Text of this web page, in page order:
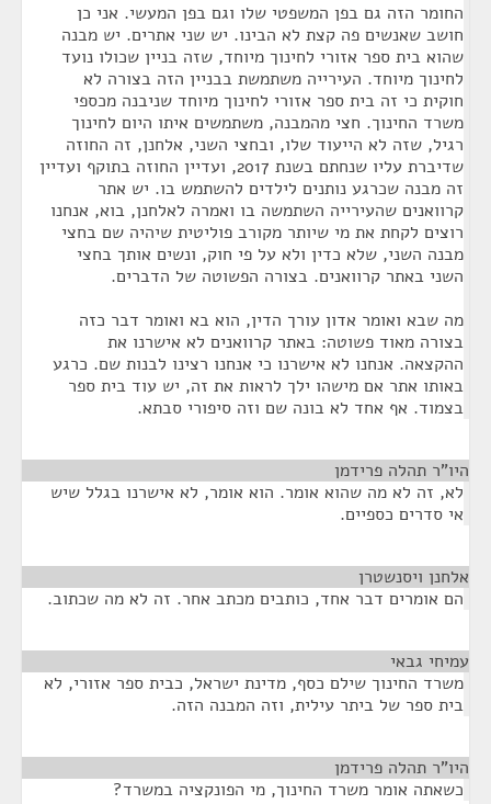
החומר הזה גם בפן המשפטי שלו וגם בפן המעשי. אני כן
חושב שאנשים פה קצת לא הבינו. יש שני אתרים. יש מבנה
שהוא בית ספר אזורי לחינוך מיוחד, שזה בניין שכולו נועד
לחינוך מיוחד. העירייה משתמשת בבניין הזה בצורה לא
חוקית כי זה בית ספר אזורי לחינוך מיוחד שניבנה מכספי
משרד החינוך. חצי מהמבנה, משתמשים איתו היום לחינוך
רגיל, שזה לא הייעוד שלו, ובחצי השני, אלחנן, זה החוזה
שדיברת עליו שנחתם בשנת 2017, ועדיין החוזה בתוקף ועדיין
זה מבנה שכרגע נותנים לילדים להשתמש בו. יש אתר
קרוואנים שהעירייה השתמשה בו ואמרה לאלחנן, בוא, אנחנו
רוצים לקחת את מי שיותר מקורב פוליטית שיהיה שם בחצי
מבנה השני, שלא כדין ולא על פי חוק, ונשים אותך בחצי
השני באתר קרוואנים. בצורה הפשוטה של הדברים.
מה שבא ואומר אדון עורך הדין, הוא בא ואומר דבר כזה
בצורה מאוד פשוטה: באתר קרוואנים לא אישרנו את
ההקצאה. אנחנו לא אישרנו כי אנחנו רצינו לבנות שם. כרגע
באותו אתר אם מישהו ילך לראות את זה, יש עוד בית ספר
בצמוד. אף אחד לא בונה שם וזה סיפורי סבתא.
היו"ר תהלה פרידמן
לא, זה לא מה שהוא אומר. הוא אומר, לא אישרנו בגלל שיש
אי סדרים כספיים.
אלחנן ויסנשטרן
הם אומרים דבר אחד, כותבים מכתב אחר. זה לא מה שכתוב.
עמיחי גבאי
משרד החינוך שילם כסף, מדינת ישראל, כבית ספר אזורי, לא
בית ספר של ביתר עילית, וזה המבנה הזה.
היו"ר תהלה פרידמן
כשאתה אומר משרד החינוך, מי הפונקציה במשרד?